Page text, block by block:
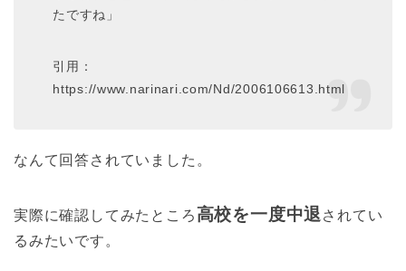
たですね」
引用：
https://www.narinari.com/Nd/2006106613.html
なんて回答されていました。
実際に確認してみたところ高校を一度中退 されてい
るみたいです。